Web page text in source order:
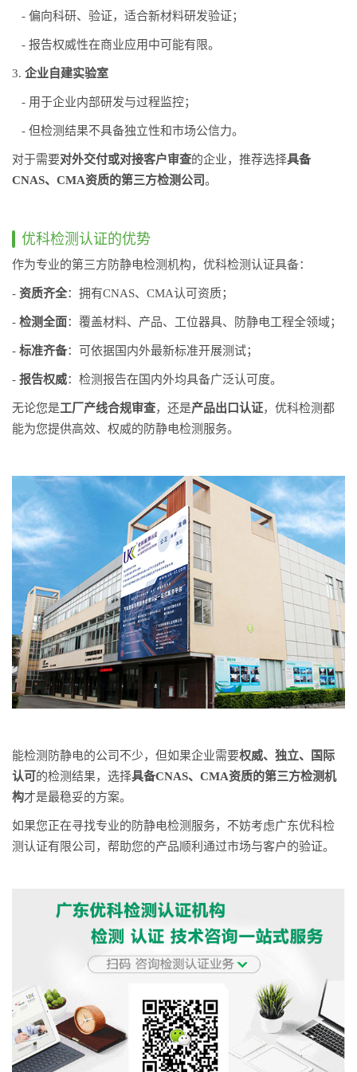
- 偏向科研、验证，适合新材料研发验证；
- 报告权威性在商业应用中可能有限。
3. 企业自建实验室
- 用于企业内部研发与过程监控；
- 但检测结果不具备独立性和市场公信力。
对于需要对外交付或对接客户审查的企业，推荐选择具备
CNAS、CMA资质的第三方检测公司 。
优科检测认证的优势
作为专业的第三方防静电检测机构，优科检测认证具备：
- 资质齐全：拥有CNAS、CMA认可资质；
- 检测全面：覆盖材料、产品、工位器具、防静电工程全领域；
- 标准齐备：可依据国内外最新标准开展测试；
- 报告权威：检测报告在国内外均具备广泛认可度。
无论您是工厂产线合规审查，还是产品出口认证，优科检测都
能为您提供高效、权威的防静电检测服务。
能检测防静电的公司不少，但如果企业需要权威、独立、国际
认可 的检测结果，选择具备CNAS、CMA资质的第三方检测机
构才是最稳妥的方案。
如果您正在寻找专业的防静电检测服务，不妨考虑广东优科检
测认证有限公司，帮助您的产品顺利通过市场与客户的验证。